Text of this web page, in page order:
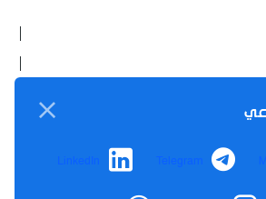
Telegram
LinkedIn